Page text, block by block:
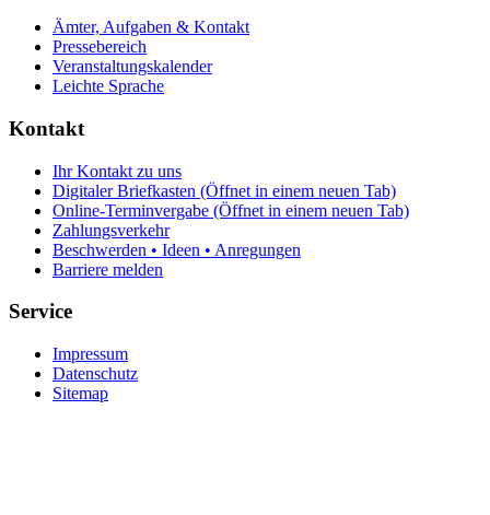
Ämter, Aufgaben & Kontakt
Pressebereich
Veranstaltungskalender
Leichte Sprache
Kontakt
Ihr Kontakt zu uns
Digitaler Briefkasten (Öffnet in einem neuen Tab)
Online-Terminvergabe (Öffnet in einem neuen Tab)
Zahlungsverkehr
Beschwerden • Ideen • Anregungen
Barriere melden
Service
Impressum
Datenschutz
Sitemap